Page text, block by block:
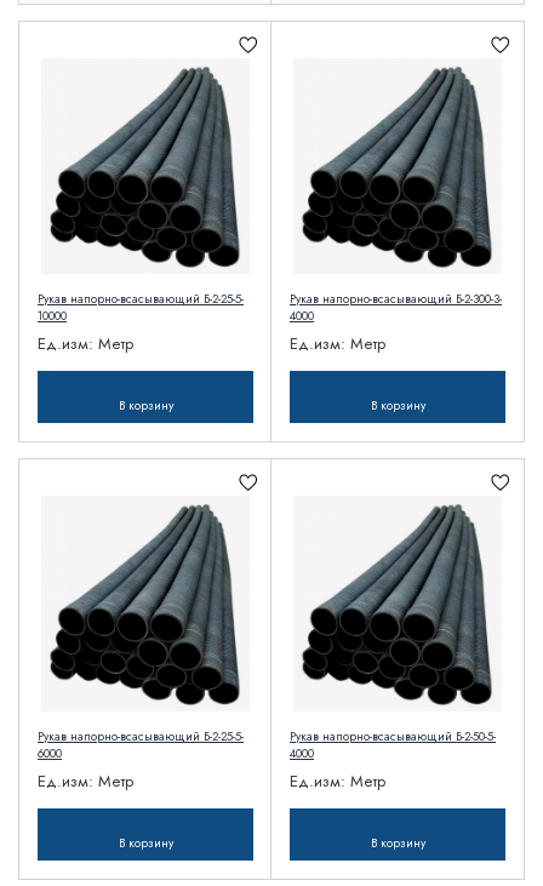
Рукав напорно-всасывающий Б-2-25-5-
10000
Ед.изм: Метр
В корзину
Рукав напорно-всасывающий Б-2-300-3-
4000
Ед.изм: Метр
В корзину
Рукав напорно-всасывающий Б-2-25-5-
6000
Ед.изм: Метр
В корзину
Рукав напорно-всасывающий Б-2-50-5-
4000
Ед.изм: Метр
В корзину